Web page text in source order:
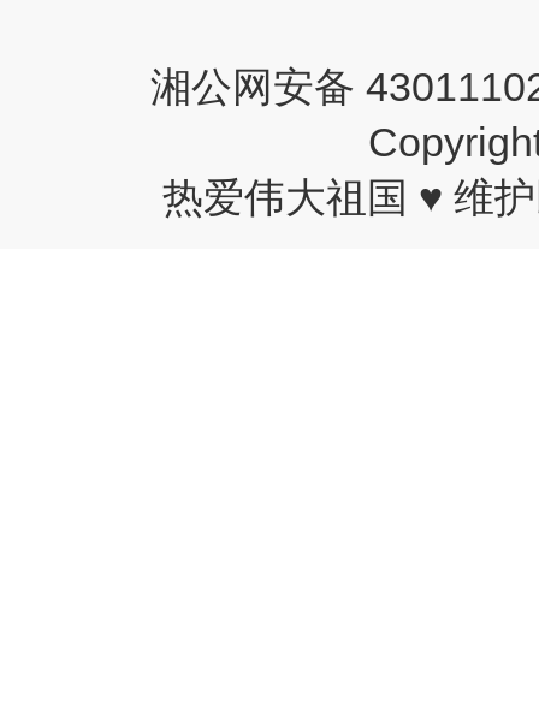
湘公网安备
热爱伟大祖国 ♥ 维